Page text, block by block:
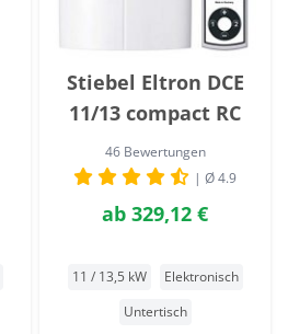
Stiebel Eltron DCE
11/13 compact RC
46 Bewertungen
| Ø 4.9
ab 329,12 €
11 / 13,5 kW
Elektronisch
Untertisch